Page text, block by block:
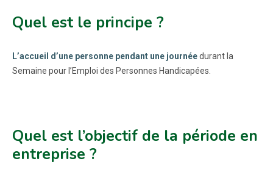
Quel est le principe ?
L’accueil d’une personne pendant une journéedurant la
Semaine pour l’Emploi des Personnes Handicapées.
Quel est l’objectif de la période en
entreprise ?